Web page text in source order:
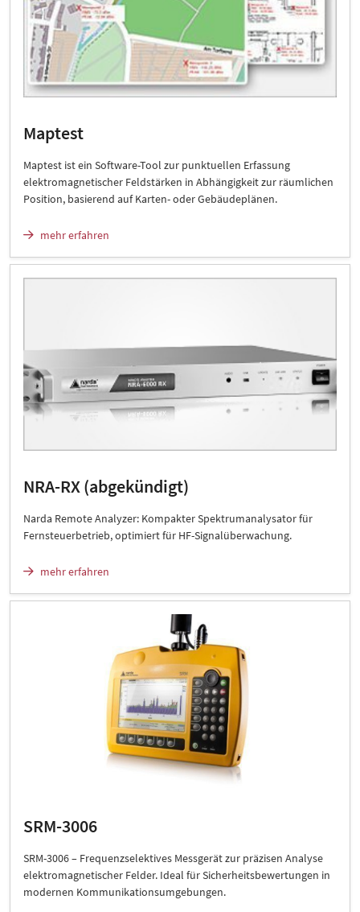
Maptest
Maptest ist ein Software-Tool zur punktuellen Erfassung
elektromagnetischer Feldstärken in Abhängigkeit zur räumlichen
Position, basierend auf Karten- oder Gebäudeplänen.
mehr erfahren
NRA-RX (abgekündigt)
Narda Remote Analyzer: Kompakter Spektrumanalysator für
Fernsteuerbetrieb, optimiert für HF-Signalüberwachung.
mehr erfahren
SRM-3006
SRM-3006 – Frequenzselektives Messgerät zur präzisen Analyse
elektromagnetischer Felder. Ideal für Sicherheitsbewertungen in
modernen Kommunikationsumgebungen.